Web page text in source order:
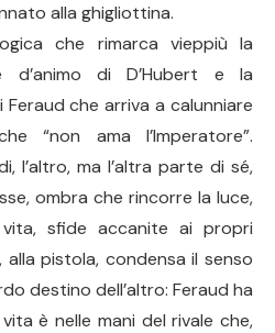
alla ghigliottina.
che rimarca vieppiù la
di D’Hubert e la
che arriva a calunniare
“non ama l’Imperatore”.
l’altro, ma l’altra parte di sé,
ombra che rincorre la luce,
sfide accanite ai propri
alla pistola, condensa il senso
destino dell’altro: Feraud ha
è nelle mani del rivale che,